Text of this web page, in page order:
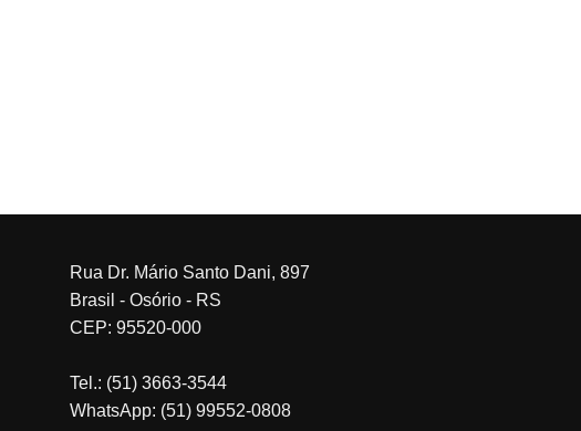
Rua Dr. Mário Santo Dani, 897
Brasil - Osório - RS
CEP: 95520-000
Tel.: (51) 3663-3544
WhatsApp: (51) 99552-0808